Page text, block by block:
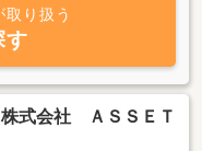
り扱う
す
式会社 ＡＳＳＥＴ